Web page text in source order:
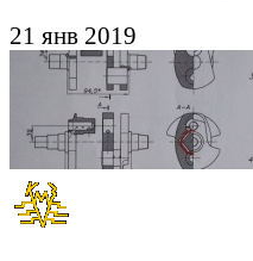
21 янв 2019